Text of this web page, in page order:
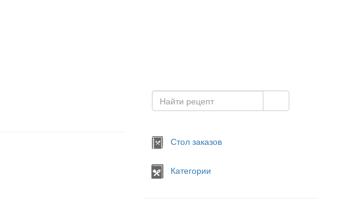
Стол заказов
Категории